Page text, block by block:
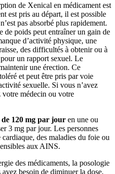
de Xenical en médicament est
est pris au départ, il est possible
pas absorbé plus rapidement.
de poids peut entraîner un gain de
d’activité physique, une
des difficultés à obtenir ou à
un rapport sexuel. Le
une érection. Ce
et peut être pris par voie
sexuelle. Si vous n’avez
votre médecin ou votre
de 120 mg par jour en une ou
3 mg par jour. Les personnes
des maladies du foie ou
aux AINS.
des médicaments, la posologie
besoin de diminuer la dose,